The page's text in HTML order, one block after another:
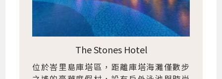
The Stones Hotel
位於峇里島庫塔區，距離庫塔海灘僅數步